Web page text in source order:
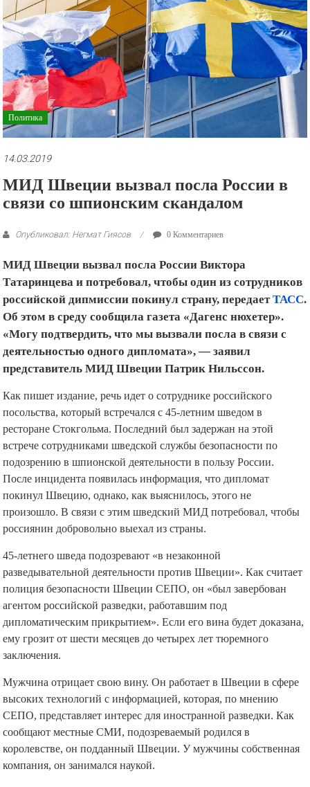
рекламные
ролики
и
презентации.
Политика
14.03.2019
МИД Швеции вызвал посла России в
связи со шпионским скандалом
Опубликовал: Негмат Гиясов 0 Комментариев
МИД Швеции вызвал посла России Виктора
Татаринцева и потребовал, чтобы один из сотрудников
российской дипмиссии покинул страну, передаетТАСС.
Об этом в среду сообщила газета «Дагенс нюхетер».
«Могу подтвердить, что мы вызвали посла в связи с
деятельностью одного дипломата», — заявил
представитель МИД Швеции Патрик Нильссон.
Как пишет издание, речь идет о сотруднике российского
посольства, который встречался с 45-летним шведом в
ресторане Стокгольма. Последний был задержан на этой
встрече сотрудниками шведской службы безопасности по
подозрению в шпионской деятельности в пользу России.
После инцидента появилась информация, что дипломат
покинул Швецию, однако, как выяснилось, этого не
произошло. В связи с этим шведский МИД потребовал, чтобы
россиянин добровольно выехал из страны.
45-летнего шведа подозревают «в незаконной
разведывательной деятельности против Швеции». Как считает
полиция безопасности Швеции СЕПО, он «был завербован
агентом российской разведки, работавшим под
дипломатическим прикрытием». Если его вина будет доказана,
ему грозит от шести месяцев до четырех лет тюремного
заключения.
Мужчина отрицает свою вину. Он работает в Швеции в сфере
высоких технологий с информацией, которая, по мнению
СЕПО, представляет интерес для иностранной разведки. Как
сообщают местные СМИ, подозреваемый родился в
королевстве, он подданный Швеции. У мужчины собственная
компания, он занимался наукой.